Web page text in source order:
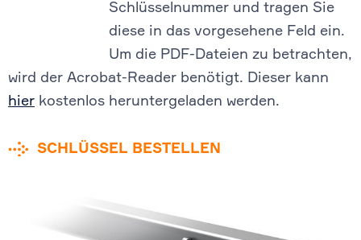
Schlüsselnummer und tragen Sie
diese in das vorgesehene Feld ein.
Um die PDF-Dateien zu betrachten,
wird der Acrobat-Reader benötigt. Dieser kann
hier kostenlos heruntergeladen werden.
SCHLÜSSEL BESTELLEN